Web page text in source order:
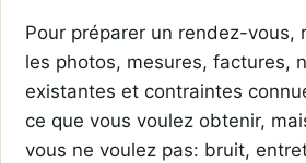
Pour préparer un rendez-vous,
les photos, mesures, factures,
existantes et contraintes
ce que vous voulez obtenir,
vous ne voulez pas: bruit,